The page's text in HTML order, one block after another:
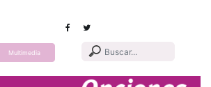
Multimedia